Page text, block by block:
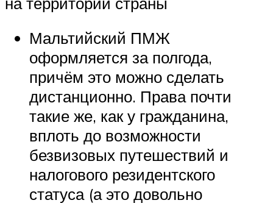
Мальтийский ПМЖ
оформляется за полгода,
причём это можно сделать
дистанционно. Права почти
такие же, как у гражданина,
вплоть до возможности
безвизовых путешествий и
налогового резидентского
статуса (а это довольно